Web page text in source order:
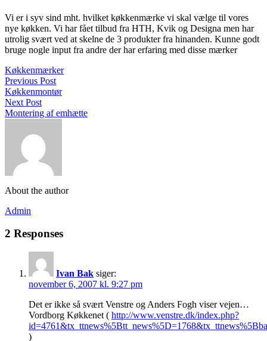
Vi er i syv sind mht. hvilket køkkenmærke vi skal vælge til vores
nye køkken. Vi har fået tilbud fra HTH, Kvik og Designa men har
utrolig svært ved at skelne de 3 produkter fra hinanden. Kunne godt
bruge nogle input fra andre der har erfaring med disse mærker
Køkkenmærker
Previous Post
Køkkenmontør
Next Post
Montering af emhætte
About the author
Admin
2 Responses
Ivan Bak siger:
november 6, 2007 kl. 9:27 pm
Det er ikke så svært Venstre og Anders Fogh viser vejen…
Vordborg Køkkenet ( http://www.venstre.dk/index.php?
)